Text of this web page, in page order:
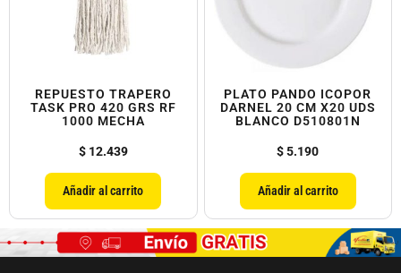
REPUESTO TRAPERO
TASK PRO 420 GRS RF
1000 MECHA
$12.439
Añadir al carrito
PLATO PANDO ICOPOR
DARNEL 20 CM X20 UDS
BLANCO D510801N
$5.190
Añadir al carrito